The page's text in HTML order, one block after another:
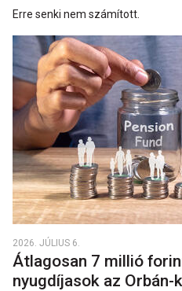
Erre senki nem számított.
2026. JÚLIUS 6.
Átlagosan 7 millió
nyugdíjasok az Orbán-